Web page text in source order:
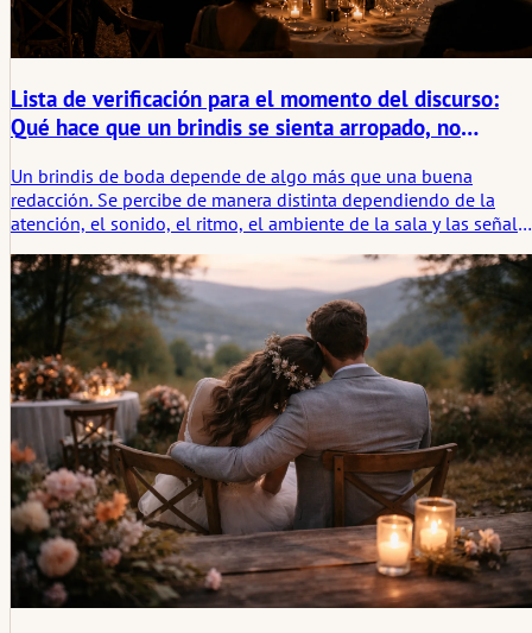
Lista de verificación para el momento del discurso:
Qué hace que un brindis se sienta arropado, no
Un brindis de boda depende de algo más que una buena
redacción. Se percibe de manera distinta dependiendo de la
atención, el sonido, el ritmo, el ambiente de la sala y las
sosteniendo o lo está dejando solo.